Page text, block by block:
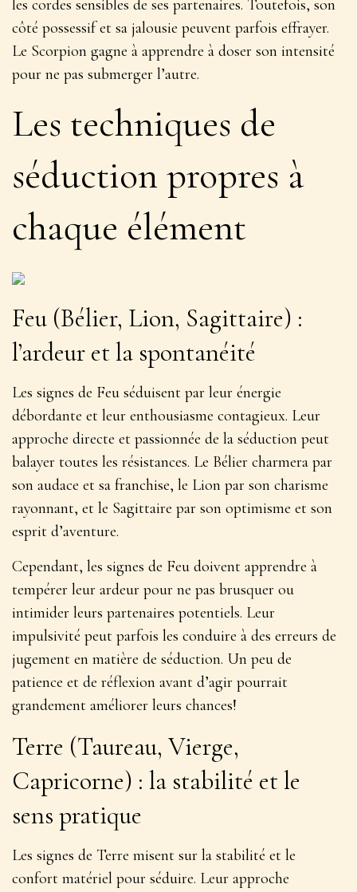
les cordes sensibles de ses partenaires. Toutefois, son
côté possessif et sa jalousie peuvent parfois effrayer.
Le Scorpion gagne à apprendre à doser son intensité
pour ne pas submerger l’autre.
Les techniques de
séduction propres à
chaque élément
Feu (Bélier, Lion, Sagittaire) :
l’ardeur et la spontanéité
Les signes de Feu séduisent par leur énergie
débordante et leur enthousiasme contagieux. Leur
approche directe et passionnée de la séduction peut
balayer toutes les résistances. Le Bélier charmera par
son audace et sa franchise, le Lion par son charisme
rayonnant, et le Sagittaire par son optimisme et son
esprit d’aventure.
Cependant, les signes de Feu doivent apprendre à
tempérer leur ardeur pour ne pas brusquer ou
intimider leurs partenaires potentiels. Leur
impulsivité peut parfois les conduire à des erreurs de
jugement en matière de séduction. Un peu de
patience et de réflexion avant d’agir pourrait
grandement améliorer leurs chances!
Terre (Taureau, Vierge,
Capricorne) : la stabilité et le
sens pratique
Les signes de Terre misent sur la stabilité et le
confort matériel pour séduire. Leur approche